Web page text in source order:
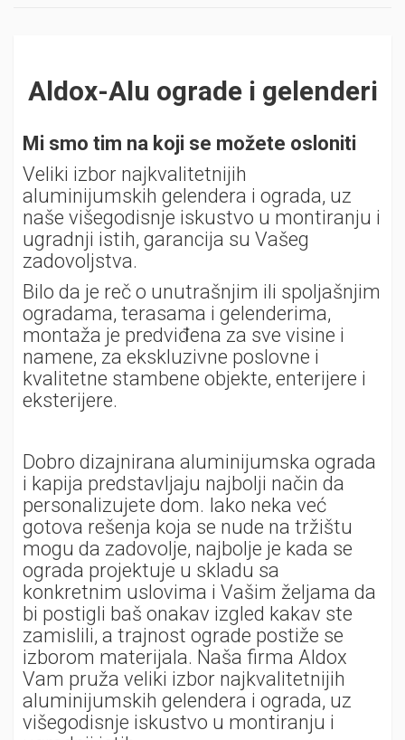
Aldox-Alu ograde i gelenderi
Mi smo tim na koji se možete osloniti
Veliki izbor najkvalitetnijih
aluminijumskih gelendera i ograda, uz
naše višegodisnje iskustvo u montiranju i
ugradnji istih, garancija su Vašeg
zadovoljstva.
Bilo da je reč o unutrašnjim ili spoljašnjim
ogradama, terasama i gelenderima,
montaža je predviđena za sve visine i
namene, za ekskluzivne poslovne i
kvalitetne stambene objekte, enterijere i
eksterijere.
Dobro dizajnirana aluminijumska ograda
i kapija predstavljaju najbolji način da
personalizujete dom. Iako neka već
gotova rešenja koja se nude na tržištu
mogu da zadovolje, najbolje je kada se
ograda projektuje u skladu sa
konkretnim uslovima i Vašim željama da
bi postigli baš onakav izgled kakav ste
zamislili, a trajnost ograde postiže se
izborom materijala. Naša firma Aldox
Vam pruža veliki izbor najkvalitetnijih
aluminijumskih gelendera i ograda, uz
višegodisnje iskustvo u montiranju i